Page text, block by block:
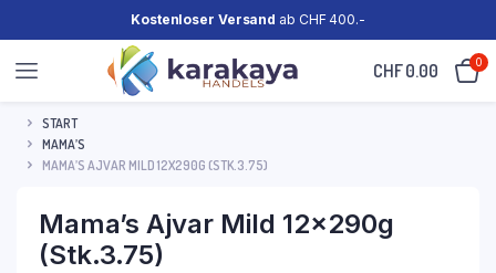
Kostenloser Versand ab CHF 400.-
CHF0.00 0
START
MAMA’S
MAMA’S AJVAR MILD 12X290G (STK.3.75)
Mama’s Ajvar Mild 12x290g
(Stk.3.75)